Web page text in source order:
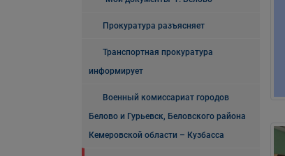
Прокуратура разъясняет
Транспортная прокуратура
информирует
Военный комиссариат городов
Белово и Гурьевск, Беловского района
Кемеровской области – Кузбасса